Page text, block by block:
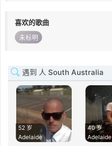
喜欢的歌曲
未标明
遇到 人 South Australia
52 岁
Adelaide
40 岁
Adelaide